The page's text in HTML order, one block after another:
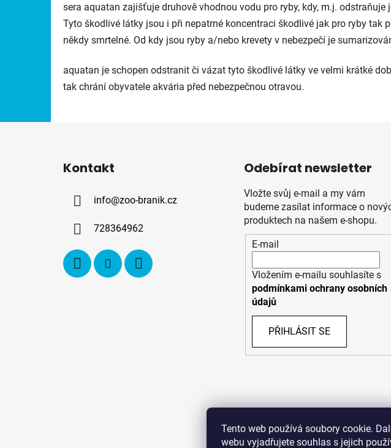
Tento web používá soubory cookie.
webu vyjadřujete souhlas s jejich
sera aquatan zajišťuje druhově vhodnou vodu pro ryby, kdy, m.j. odstraňuje
Tyto škodlivé látky jsou i při nepatrné koncentraci škodlivé jak pro ryby tak
někdy smrtelné. Od kdy jsou ryby a/nebo krevety v nebezpečí je
aquatan je schopen odstranit či vázat tyto škodlivé látky ve velmi krátké
tak chrání obyvatele akvária před nebezpečnou otravou.
Kontakt
info@zoo-branik.cz
728364962
Odebírat newsletter
Vložte svůj e-mail a my vám
budeme zasílat informace o
produktech na našem e-shopu.
E-mail
Vložením e-mailu souhlasíte s
podmínkami ochrany osobních
údajů
PŘIHLÁSIT SE